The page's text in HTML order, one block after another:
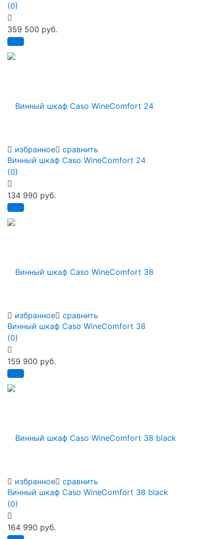
избранное сравнить
(0)
359 500 руб.
избранное сравнить
Винный шкаф Caso WineComfort 24
(0)
134 990 руб.
избранное сравнить
Винный шкаф Caso WineComfort 38
(0)
159 900 руб.
Винный шкаф Caso WineComfort 38 black
(0)
164 990 руб.